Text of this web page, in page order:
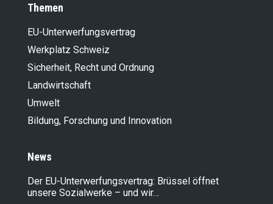
Themen
EU-Unterwerfungsvertrag
Werkplatz Schweiz
Sicherheit, Recht und Ordnung
Landwirt­schaft
Umwelt
Bildung, Forschung und Innovation
News
Der EU-Unterwerfungsvertrag: Brüssel öffnet
unsere Sozialwerke – und wir…